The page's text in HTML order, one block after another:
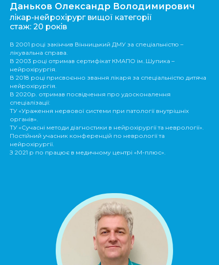
Даньков Олександр Володимирович
лікар-нейрохірург вищої категорії
стаж: 20 років
В 2001 році закінчив Вінницький ДМУ за спеціальністю –
лікувальна справа.
В 2003 році отримав сертифікат КМАПО ім..Шупика –
нейрохірургія.
В 2018 році присвоєнно звання лікаря за спеціальністю дитяча
нейрохірургія.
В 2020р. отримав посвідчення про удосконалення
спеціалізації:
ТУ «Ураження нервової системи при патології внутрішніх
органів».
ТУ «Сучасні методи діагностики в нейрохірургії та неврології».
Постійний учасник конференцій по неврології та
нейрохірургії.
З 2021 р по працює в медичному центрі «М-плюс».